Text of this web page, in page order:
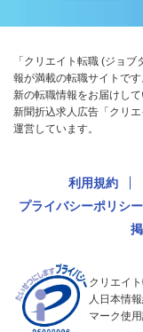
「クリエイト転職 (ジョ
報が満載の転職サイトで
新の転職情報をお届けして
新聞折込求人広告「クリ
運営しています。
利用規約
プライバシーポリシー
クリエイ
人日本情
マーク使